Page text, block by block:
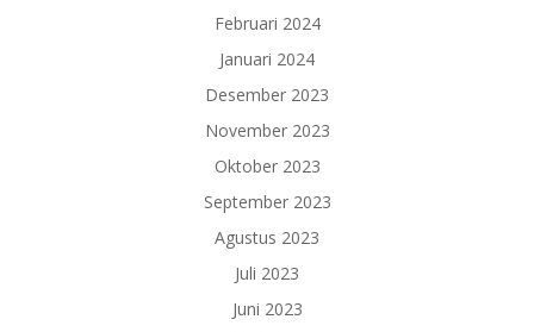
Februari 2024
Januari 2024
Desember 2023
November 2023
Oktober 2023
September 2023
Agustus 2023
Juli 2023
Juni 2023